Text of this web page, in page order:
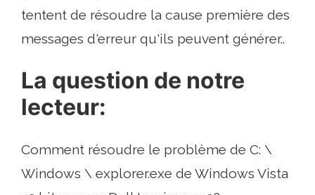
tentent de résoudre la cause première des
messages d'erreur qu'ils peuvent générer..
La question de notre
lecteur:
Comment résoudre le problème de C: \
Windows \ explorer.exe de Windows Vista